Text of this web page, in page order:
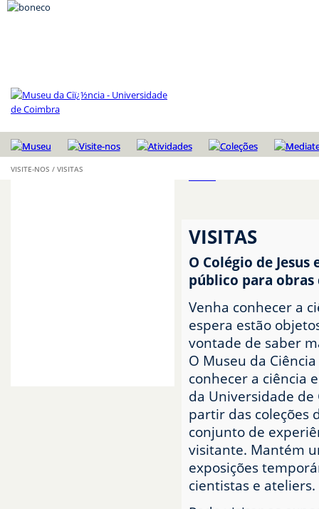
VISITE-NOS / VISITAS
VISITAS
VISITAS
O Colégio de
público para
Venha conhecer a
espera estão
vontade de saber
O Museu da
conhecer a ciência
da Universidade de
partir das coleções
conjunto de
visitante. Mantém
exposições
cientistas e ateliers.